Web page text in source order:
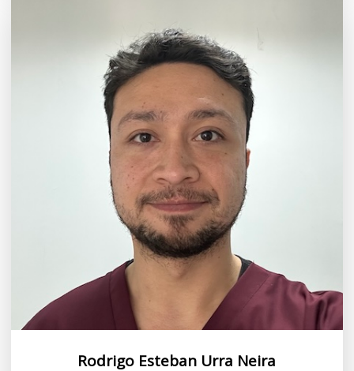
Rodrigo Esteban Urra Neira